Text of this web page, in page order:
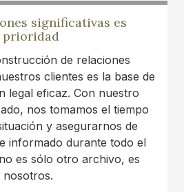
Highly recommend
Austin and Tamara for their
made sure I received
treatment and ensured
Tamara was very
with updates and
or concerns that I had.
off of me to know that I
significativas es
prioridad
de relaciones
clientes es la base de
legal eficaz. Con nuestro
nos tomamos el tiempo
y asegurarnos de
informado durante todo el
es sólo otro archivo, es
nosotros.